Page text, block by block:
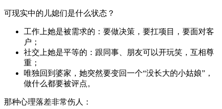
可现实中的儿媳们是什么状态？
工作上她是被需求的：要做决策，要扛项目，要面对客
户；
社交上她是平等的：跟同事、朋友可以开玩笑，互相尊
重；
唯独回到婆家，她突然要变回一个“没长大的小姑娘”，
做什么都要被评点。
那种心理落差非常伤人：